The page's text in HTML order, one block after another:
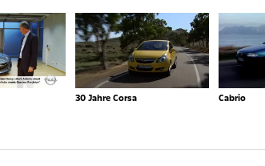
30 Jahre Corsa Cabrio